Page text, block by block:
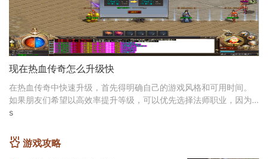
现在热血传奇怎么升级快
在热血传奇中快速升级，首先得明确自己的游戏风格和可用时间。
如果朋友们希望以高效率提升等级，可以优先选择法师职业，因为
法师在前期拥有较强的清怪能力。对于那些时间有限
s
游戏攻略